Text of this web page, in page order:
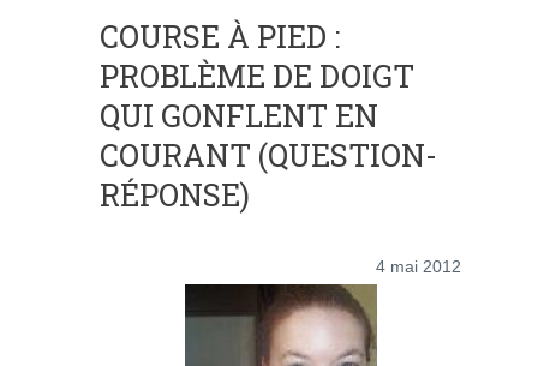
COURSE À PIED :
PROBLÈME DE DOIGT
QUI GONFLENT EN
COURANT (QUESTION-
RÉPONSE)
4 mai 2012